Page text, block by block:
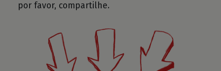
por favor, compartilhe.